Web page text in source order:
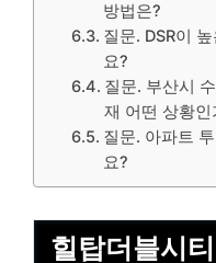
방법은?
질문. DSR이
요?
질문. 부산시
재 어떤 상황인
질문. 아파트
요?
힐탑더블시